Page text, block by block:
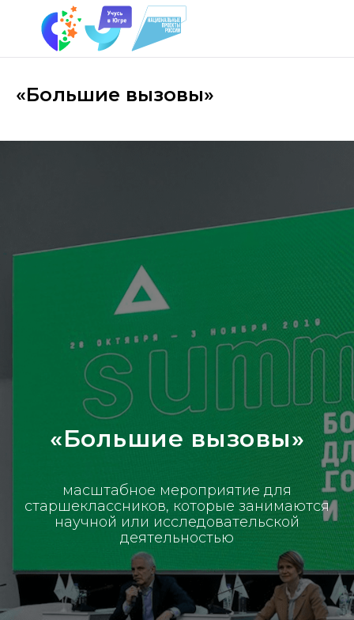
«Большие вызовы»
«Большие вызовы»
масштабное мероприятие для
старшеклассников, которые занимаются
научной или исследовательской
деятельностью